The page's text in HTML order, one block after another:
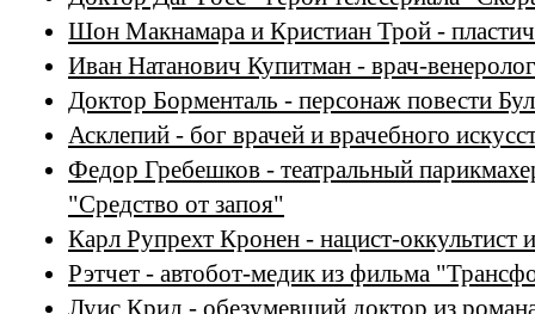
Шон Макнамара и Кристиан Трой -
Иван Натанович Купитман - врач-
Доктор Борменталь - персонаж повести
Асклепий - бог врачей и врачебного
Федор Гребешков - театральный
"Средство от запоя"
Карл Рупрехт Кронен - нацист-
Рэтчет - автобот-медик из фильма
Луис Крид - обезумевший доктор из